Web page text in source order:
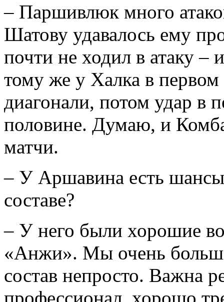
– Паршивлюк много
Шатову удавалось ему
почти не ходил в атаку –
тому же у Халка в
диагонали, потом удар в
половине. Думаю, и
матчи.
– У Аршавина есть шансы
составе?
– У него были хорошие
«Анжи». Мы очень
состав непросто. Важна
профессионал, хорошо